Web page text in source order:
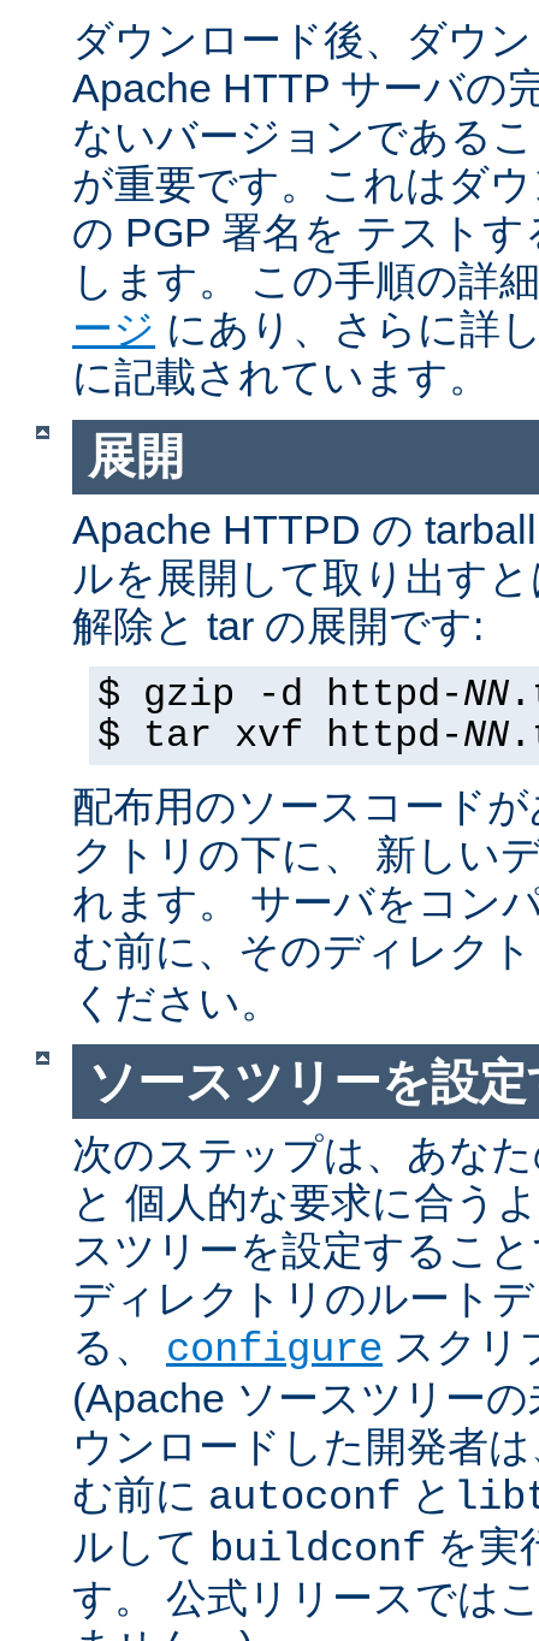
ダウンロード後、ダウ
Apache HTTP サーバの
ないバージョンである
が重要です。これはダ
の PGP 署名を テスト
します。 この手順の詳
ージ にあり、さらに詳
に記載されています。
展開
Apache HTTPD の
ルを展開して取り出す
解除と tar の展開です:
$ gzip -d httpd-NN
$ tar xvf httpd-NN
配布用のソースコード
クトリの下に、 新しい
れます。 サーバをコン
む前に、そのディレク
ください。
ソースツリーを設
次のステップは、あな
と 個人的な要求に合う
スツリーを設定するこ
ディレクトリのルート
る、 configure スクリ
(Apache ソースツリー
ウンロードした開発者
む前に autoconf と
ルして buildconf を実
す。 公式リリースでは